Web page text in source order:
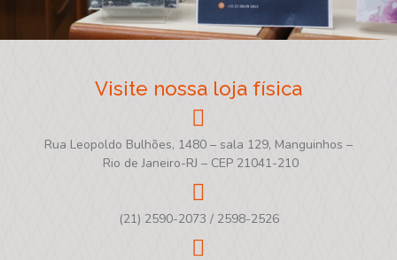
Visite nossa loja física
Rua Leopoldo Bulhões, 1480 – sala 129, Manguinhos –
Rio de Janeiro-RJ – CEP 21041-210
(21) 2590-2073 / 2598-2526